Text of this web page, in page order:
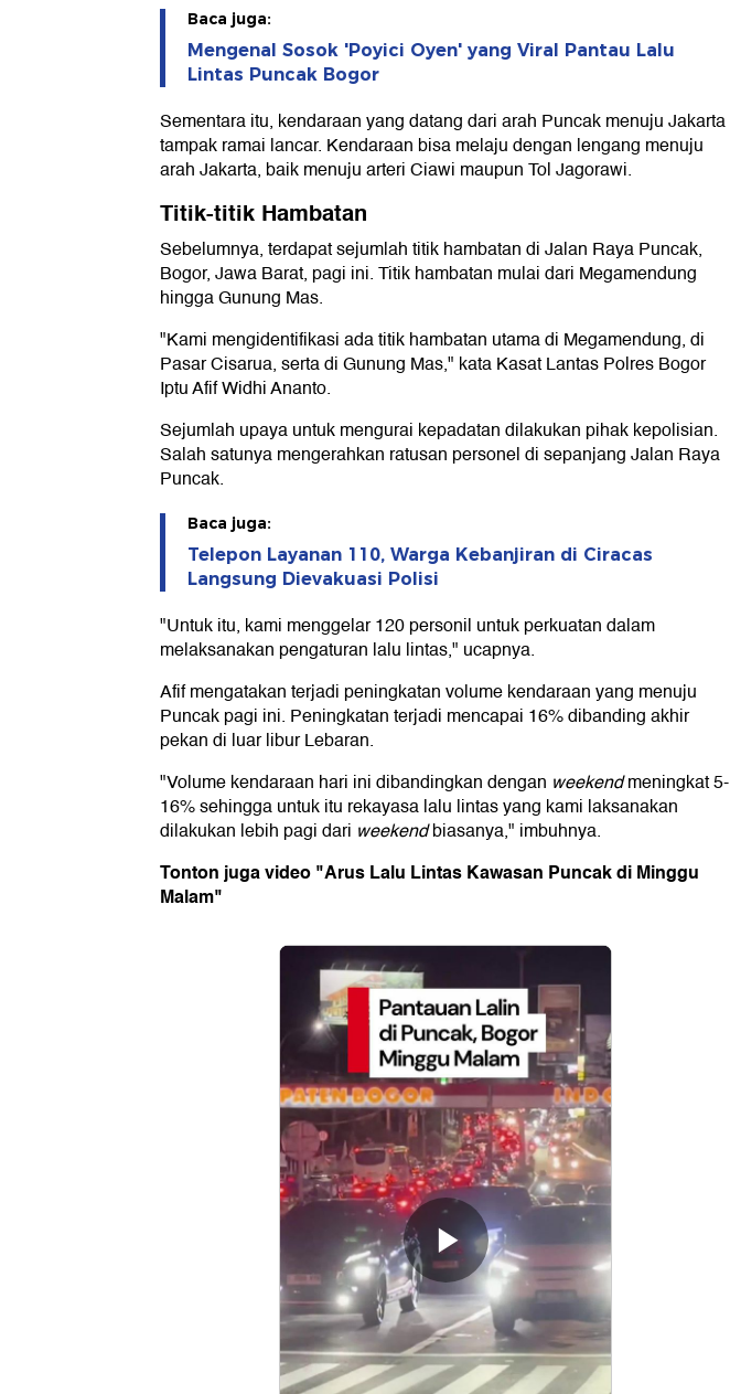
Baca juga:
Mengenal Sosok 'Poyici Oyen' yang Viral Pantau Lalu
Lintas Puncak Bogor
Sementara itu, kendaraan yang datang dari arah Puncak menuju Jakarta
tampak ramai lancar. Kendaraan bisa melaju dengan lengang menuju
arah Jakarta, baik menuju arteri Ciawi maupun Tol Jagorawi.
Titik-titik Hambatan
Sebelumnya, terdapat sejumlah titik hambatan di Jalan Raya Puncak,
Bogor, Jawa Barat, pagi ini. Titik hambatan mulai dari Megamendung
hingga Gunung Mas.
"Kami mengidentifikasi ada titik hambatan utama di Megamendung, di
Pasar Cisarua, serta di Gunung Mas," kata Kasat Lantas Polres Bogor
Iptu Afif Widhi Ananto.
Sejumlah upaya untuk mengurai kepadatan dilakukan pihak kepolisian.
Salah satunya mengerahkan ratusan personel di sepanjang Jalan Raya
Puncak.
Baca juga:
Telepon Layanan 110, Warga Kebanjiran di Ciracas
Langsung Dievakuasi Polisi
"Untuk itu, kami menggelar 120 personil untuk perkuatan dalam
melaksanakan pengaturan lalu lintas," ucapnya.
Afif mengatakan terjadi peningkatan volume kendaraan yang menuju
Puncak pagi ini. Peningkatan terjadi mencapai 16% dibanding akhir
pekan di luar libur Lebaran.
"Volume kendaraan hari ini dibandingkan dengan weekendmeningkat 5-
16% sehingga untuk itu rekayasa lalu lintas yang kami laksanakan
dilakukan lebih pagi dari weekendbiasanya," imbuhnya.
Tonton juga video "Arus Lalu Lintas Kawasan Puncak di Minggu
Malam"